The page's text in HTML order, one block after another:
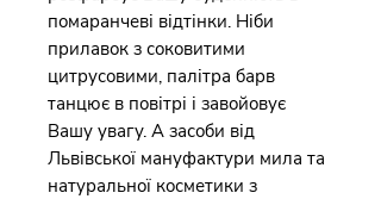
помаранчеві відтінки. Ніби
прилавок з соковитими
цитрусовими, палітра барв
танцює в повітрі і завойовує
Вашу увагу. А засоби від
Львівської мануфактури мила та
натуральної косметики з